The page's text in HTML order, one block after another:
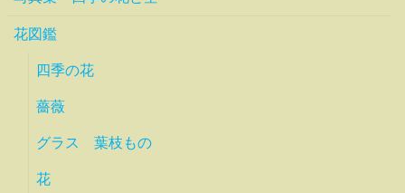
花図鑑
四季の花
薔薇
グラス 葉枝もの
花